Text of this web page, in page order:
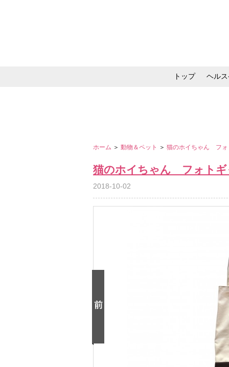
トップ ヘル
ホーム ＞ 動物＆ペット ＞ 猫のホイちゃん フ
猫のホイちゃん フォトギ
2018-10-02